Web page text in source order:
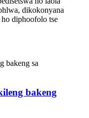
dikokonyana
diphoofolo tse
bakeng